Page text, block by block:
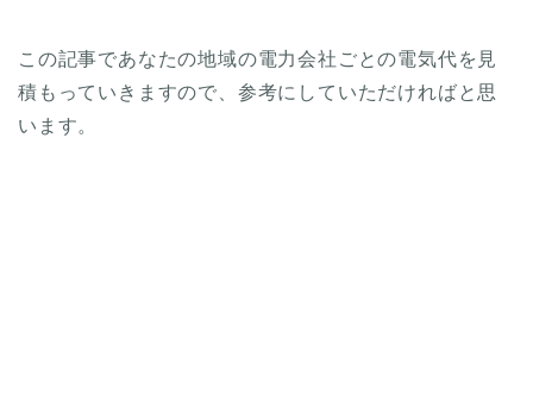
この記事であなたの地域の電力会社ごとの電気代を見
積もっていきますので、参考にしていただければと思
います。